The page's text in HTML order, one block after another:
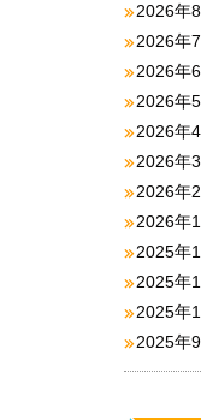
2026年
2026年
2026年
2026年
2026年
2026年
2026年
2026年
2025年
2025年
2025年
2025年